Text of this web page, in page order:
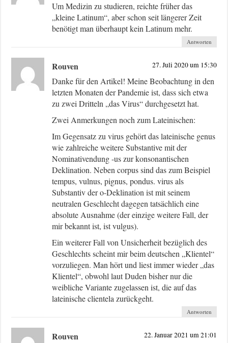
Um Medizin zu studieren, reichte früher das
„kleine Latinum“, aber schon seit längerer Zeit
benötigt man überhaupt kein Latinum mehr.
Antworten
Rouven 27. Juli 2020 um 15:30
Danke für den Artikel! Meine Beobachtung in den
letzten Monaten der Pandemie ist, dass sich etwa
zu zwei Dritteln „das Virus“ durchgesetzt hat.
Zwei Anmerkungen noch zum Lateinischen:
Im Gegensatz zu virus gehört das lateinische genus
wie zahlreiche weitere Substantive mit der
Nominativendung -us zur konsonantischen
Deklination. Neben corpus sind das zum Beispiel
tempus, vulnus, pignus, pondus. virus als
Substantiv der o-Deklination ist mit seinem
neutralen Geschlecht dagegen tatsächlich eine
absolute Ausnahme (der einzige weitere Fall, der
mir bekannt ist, ist vulgus).
Ein weiterer Fall von Unsicherheit bezüglich des
Geschlechts scheint mir beim deutschen „Klientel“
vorzuliegen. Man hört und liest immer wieder „das
Klientel“, obwohl laut Duden bisher nur die
weibliche Variante zugelassen ist, die auf das
lateinische clientela zurückgeht.
Antworten
Rouven 22. Januar 2021 um 21:01